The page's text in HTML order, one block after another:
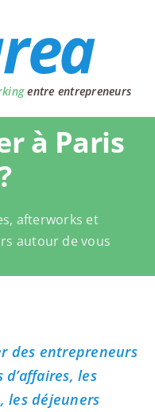
entre entrepreneurs
à Paris
afterworks et
autour de vous
des entrepreneurs
d’affaires, les
les déjeuners